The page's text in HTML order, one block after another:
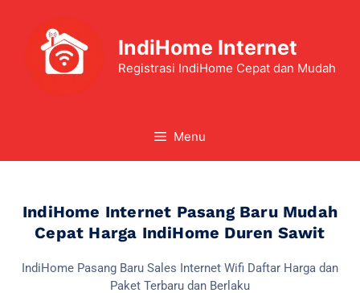
IndiHome Internet
Registrasi IndiHome Cepat dan Mudah
Menu
IndiHome Internet Pasang Baru Mudah
Cepat Harga IndiHome Duren Sawit
IndiHome Pasang Baru Sales Internet Wifi Daftar Harga dan
Paket Terbaru dan Berlaku